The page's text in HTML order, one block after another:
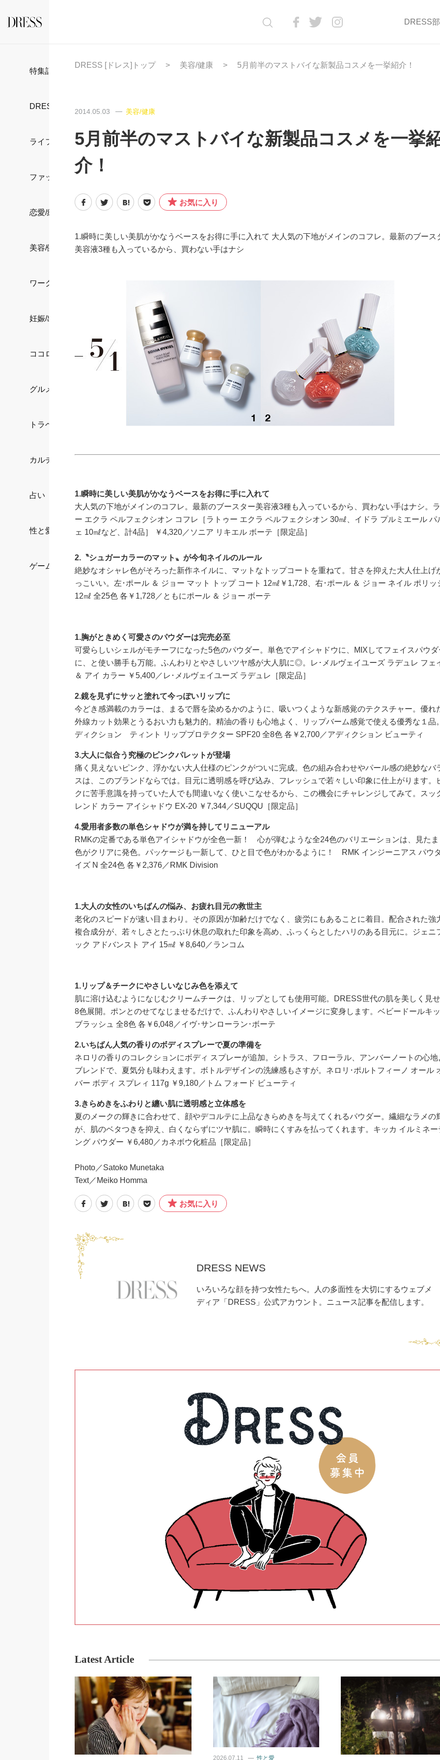
DRESS
特集記事
DRESS部活
ライフスタイル
ファッション
恋愛/結婚/離婚
美容/健康
ワークスタイル
妊娠/出産/家族
ココロ/カラダ
グルメ
トラベル
カルチャー/エンタメ
占い
性と愛
ゲーム
DRESS [ドレス]トップ 美容/健康 5月前半のマストバイな新製品コスメを一挙紹介！
2014.05.03 美容/健康
5月前半のマストバイな新製品コスメを一挙
介！
お気に入り
1.瞬時に美しい美肌がかなうベースをお得に手に入れて 大人気の下地がメインのコフレ。最新のブース
美容液3種も入っているから、買わない手はナシ
1.瞬時に美しい美肌がかなうベースをお得に手に入れて
大人気の下地がメインのコフレ。最新のブースター美容液3種も入っているから、買わない手はナシ。
ー エクラ ペルフェクシオン コフレ［ラトゥー エクラ ペルフェクシオン 30㎖、イドラ プルミエール パ
ェ 10㎖など、計4品］ ￥4,320／ソニア リキエル ボーテ［限定品］
2. 〝シュガーカラーのマット〟が今旬ネイルのルール
絶妙なオシャレ色がそろった新作ネイルに、マットなトップコートを重ねて。甘さを抑えた大人仕上げ
っこいい。左･ポール ＆ ジョー マット トップ コート 12㎖￥1,728、右･ポール ＆ ジョー ネイル ポリッ
12㎖ 全25色 各￥1,728／ともにポール ＆ ジョー ボーテ
1.胸がときめく可愛さのパウダーは完売必至
可愛らしいシェルがモチーフになった5色のパウダー。単色でアイシャドウに、MIXしてフェイスパウダ
に、と使い勝手も万能。ふんわりとやさしいツヤ感が大人肌に◎。レ･メルヴェイユーズ ラデュレ フェ
＆ アイ カラー ￥5,400／レ･メルヴェイユーズ ラデュレ［限定品］
2.鏡を見ずにサッと塗れて今っぽいリップに
今どき感満載のカラーは、まるで唇を染めるかのように、吸いつくような新感覚のテクスチャー。優れ
外線カット効果とうるおい力も魅力的。精油の香りも心地よく、リップバーム感覚で使える優秀な１品
ディクション ティント リッププロテクター SPF20 全8色 各￥2,700／アディクション ビューティ
3.大人に似合う究極のピンクパレットが登場
痛く見えないピンク、浮かない大人仕様のピンクがついに完成。色の組み合わせやパール感の絶妙なバ
スは、このブランドならでは。目元に透明感を呼び込み、フレッシュで若々しい印象に仕上がります。
クに苦手意識を持っていた人でも間違いなく使いこなせるから、この機会にチャレンジしてみて。スッ
レンド カラー アイシャドウ EX-20 ￥7,344／SUQQU［限定品］
4.愛用者多数の単色シャドウが満を持してリニューアル
RMKの定番である単色アイシャドウが全色一新！ 心が弾むような全24色のバリエーションは、見た
色がクリアに発色。パッケージも一新して、ひと目で色がわかるように！ RMK インジーニアス パウ
イズ N 全24色 各￥2,376／RMK Division
1.大人の女性のいちばんの悩み、お疲れ目元の救世主
老化のスピードが速い目まわり。その原因が加齢だけでなく、疲労にもあることに着目。配合された強
複合成分が、若々しさとたっぷり休息の取れた印象を高め、ふっくらとしたハリのある目元に。ジェニ
ック アドバンスト アイ 15㎖ ￥8,640／ランコム
1.リップ＆チークにやさしいなじみ色を添えて
肌に溶け込むようになじむクリームチークは、リップとしても使用可能。DRESS世代の肌を美しく見
8色展開。ポンとのせてなじませるだけで、ふんわりやさしいイメージに変身します。ベビードールキ
ブラッシュ 全8色 各￥6,048／イヴ･サンローラン･ボーテ
2.いちばん人気の香りのボディスプレーで夏の準備を
ネロリの香りのコレクションにボディ スプレーが追加。シトラス、フローラル、アンバーノートの心地
ブレンドで、夏気分も味わえます。ボトルデザインの洗練感もさすが。ネロリ･ポルトフィーノ オール
バー ボディ スプレィ 117g ￥9,180／トム フォード ビューティ
3.きらめきをふわりと纏い肌に透明感と立体感を
夏のメークの輝きに合わせて、顔やデコルテに上品なきらめきを与えてくれるパウダー。繊細なラメの
が、肌のベタつきを抑え、白くならずにツヤ肌に。瞬時にくすみを払ってくれます。キッカ イルミネー
ング パウダー ￥6,480／カネボウ化粧品［限定品］
Photo／Satoko Munetaka
Text／Meiko Homma
お気に入り
DRESS NEWS
いろいろな顔を持つ女性たちへ。人の多面性を大切にするウェブメ
ディア「DRESS」公式アカウント。ニュース記事を配信します。
Latest Article
2026.07.11 性と愛